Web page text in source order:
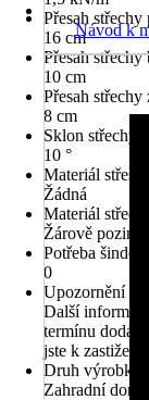
Přesah střechy
16 cm
Přesah střechy
10 cm
Přesah střechy
8 cm
Sklon střechy
10 °
Materiál střešní
Žádná
Materiál střechy
Žárově
Potřeba
0
Upozornění
Další
termínu
jste k
Druh výrobku
Zahradní domek
Návod k